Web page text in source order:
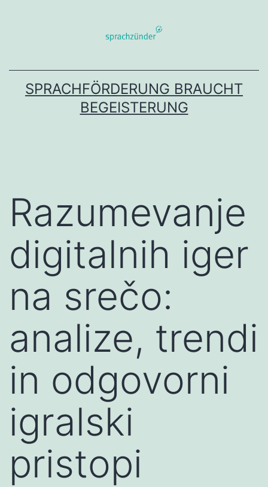
SPRACHFÖRDERUNG BRAUCHT
BEGEISTERUNG
Razumevanje
digitalnih iger
na srečo:
analize, trendi
in odgovorni
igralski
pristopi